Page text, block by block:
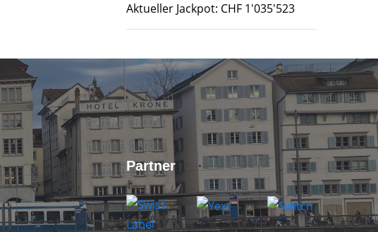
Aktueller Jackpot: CHF 1'035'523
Partner